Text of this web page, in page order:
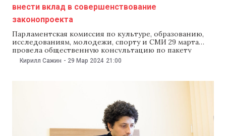
внести вклад в совершенствование
законопроекта
Парламентская комиссия по культуре, образованию,
исследованиям, молодежи, спорту и СМИ 29 марта
провела общественную консультацию по пакету
поправок в Кодекс об образовании, которые
предусматривают введение наказаний для учеников.
представители министерства образования и
защищают права детей. В заявлении парламента
говорится, что власти должны
Кирилл Сажин - 29 Мар 2024 21:00